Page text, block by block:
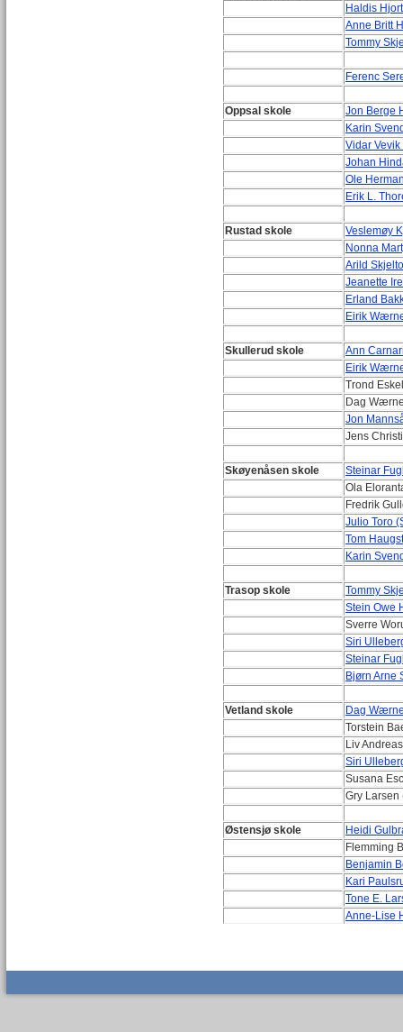
Haldis
Anne Britt
Tommy
Ferenc
Oppsal skole
Jon Berge
Karin
Vidar Vevik
Johan
Ole
Erik L.
Rustad skole
Veslemøy
Nonna
Arild
Jeanette
Erland
Eirik
Skullerud skole
Ann
Eirik
Trond
Dag
Jon
Jens
Skøyenåsen skole
Steinar
Ola
Fredrik
Julio Toro
Tom
Karin
Trasop skole
Tommy
Stein Owe
Sverre
Siri
Steinar
Bjørn Arne
Vetland skole
Dag
Torstein
Liv
Siri
Susana
Gry Larsen
Østensjø skole
Heidi
Flemming
Benjamin
Kari
Tone E.
Anne-Lise